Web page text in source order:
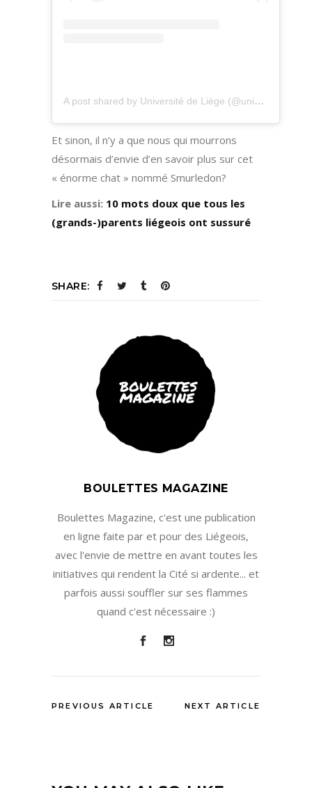
A post shared by Université de Liège (@universitedeliege)
Et sinon, il n’y a que nous qui mourrons
désormais d’envie d’en savoir plus sur cet
« énorme chat » nommé Smurledon?
Lire aussi: 10 mots doux que tous les
(grands-)parents liégeois ont sussuré
SHARE:
BOULETTES MAGAZINE
Boulettes Magazine, c'est une publication
en ligne faite par et pour des Liégeois,
avec l'envie de mettre en avant toutes les
initiatives qui rendent la Cité si ardente... et
parfois aussi souffler sur ses flammes
quand c'est nécessaire :)
PREVIOUS ARTICLE NEXT ARTICLE